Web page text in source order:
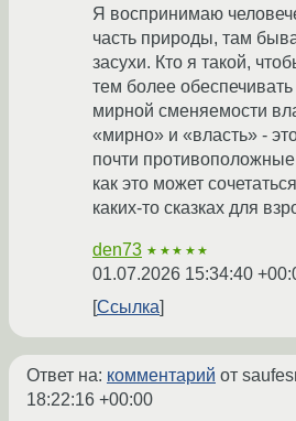
Я воспринимаю
часть природы, там
засухи. Кто я такой,
тем более
мирной сменяемости
«мирно» и «власть» -
почти
как это может
каких-то сказках для
den73 ★★★★★
01.07.2026 15:34:40
Ссылка
Ответ на: комментарий от
18:22:16 +00:00